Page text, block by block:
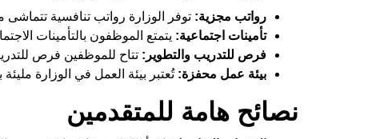
رواتب مجزية: توفر الوزارة رواتب تنافسية تتماشى
تأمينات اجتماعية: يتمتع الموظفون بالتأمينات
فرص للتدريب والتطوير: تتاح للموظفين فرص
بيئة عمل محفزة: تُعتبر بيئة العمل في الوزارة
نصائح هامة للمتقدمين